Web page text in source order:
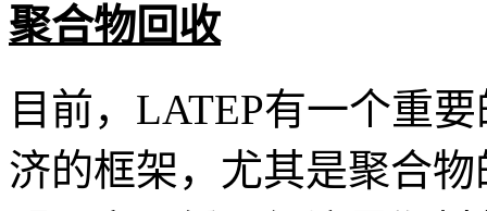
聚合物回收
目前，LATEP有一个重
济的框架，尤其是聚合